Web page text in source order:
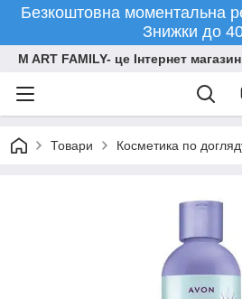
Безкоштовна моментальна
Знижки до
M ART FAMILY- це Інтернет
Товари Косметика по